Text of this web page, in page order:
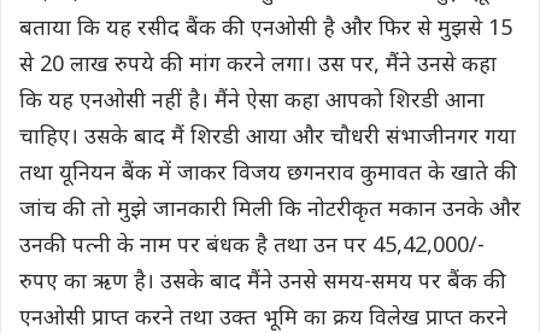
बताया कि यह रसीद बैंक की एनओसी है और फिर से मुझसे 15
से 20 लाख रुपये की मांग करने लगा। उस पर, मैंने उनसे कहा
कि यह एनओसी नहीं है। मैंने ऐसा कहा आपको शिरडी आना
चाहिए। उसके बाद मैं शिरडी आया और चौधरी संभाजीनगर गया
तथा यूनियन बैंक में जाकर विजय छगनराव कुमावत के खाते की
जांच की तो मुझे जानकारी मिली कि नोटरीकृत मकान उनके और
उनकी पत्नी के नाम पर बंधक है तथा उन पर 45,42,000/-
रुपए का ऋण है। उसके बाद मैंने उनसे समय-समय पर बैंक की
एनओसी प्राप्त करने तथा उक्त भूमि का क्रय विलेख प्राप्त करने